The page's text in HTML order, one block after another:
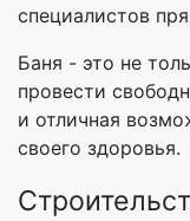
специалистов
Баня - это не
провести
и отличная
своего здоровья.